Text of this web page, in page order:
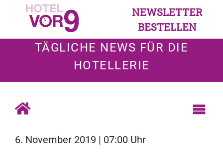
NEWSLETTER
BESTELLEN
TÄGLICHE NEWS FÜR DIE
HOTELLERIE
6. November 2019 | 07:00 Uhr